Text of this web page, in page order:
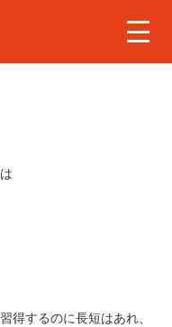
得するのに長短はあれ、